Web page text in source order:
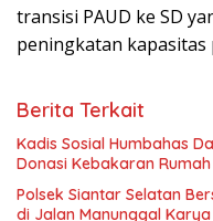
transisi PAUD ke SD
peningkatan kapasitas
Berita Terkait
Kadis Sosial Humbahas
Donasi Kebakaran
Polsek Siantar Selatan
di Jalan Manunggal Karya